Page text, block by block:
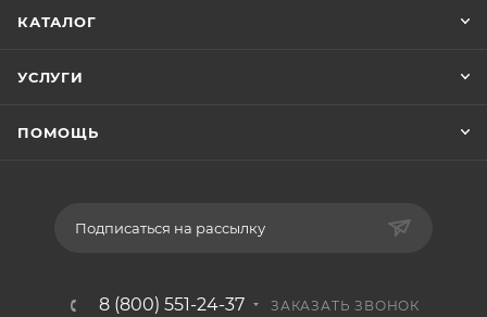
КАТАЛОГ
УСЛУГИ
ПОМОЩЬ
Подписаться на рассылку
8 (800) 551-24-37 ЗАКАЗАТЬ ЗВОНОК